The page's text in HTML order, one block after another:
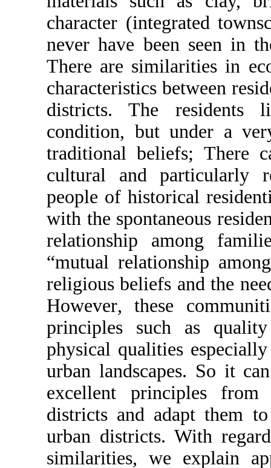
character
never have
There are
characteristics
districts.
condition,
traditional
cultural and
people of
with the
relationship
“mutual
religious
However,
principles
physical
urban
excellent
districts and
urban
similarities,